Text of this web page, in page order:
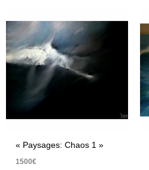
« Paysages: Chaos 1 »
1500€